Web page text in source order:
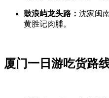
鼓浪屿龙头路： 沈家闽
黄胜记肉脯。
厦门一日游吃货路